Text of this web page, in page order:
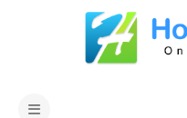
Вклучете ја навигацијата